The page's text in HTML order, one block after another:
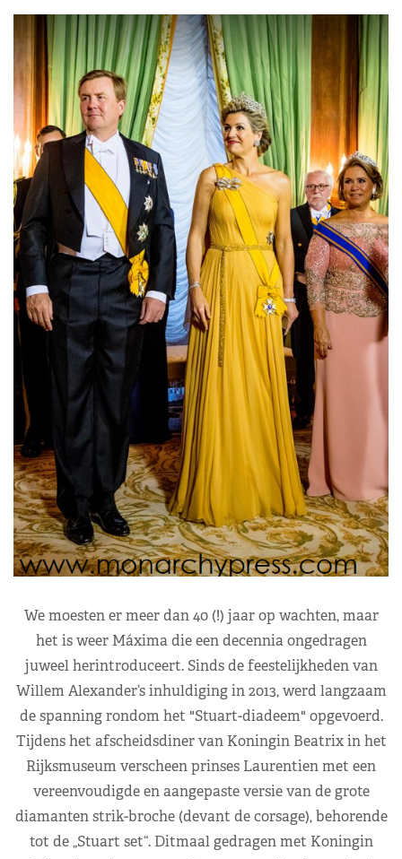
We moesten er meer dan 40 (!) jaar op wachten, maar
het is weer Máxima die een decennia ongedragen
juweel herintroduceert. Sinds de feestelijkheden van
Willem Alexander’s inhuldiging in 2013, werd langzaam
de spanning rondom het "Stuart-diadeem" opgevoerd.
Tijdens het afscheidsdiner van Koningin Beatrix in het
Rijksmuseum verscheen prinses Laurentien met een
vereenvoudigde en aangepaste versie van de grote
diamanten strik-broche (devant de corsage), behorende
tot de „Stuart set“. Ditmaal gedragen met Koningin